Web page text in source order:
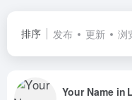
排序 发布 更新 浏
Your Name in